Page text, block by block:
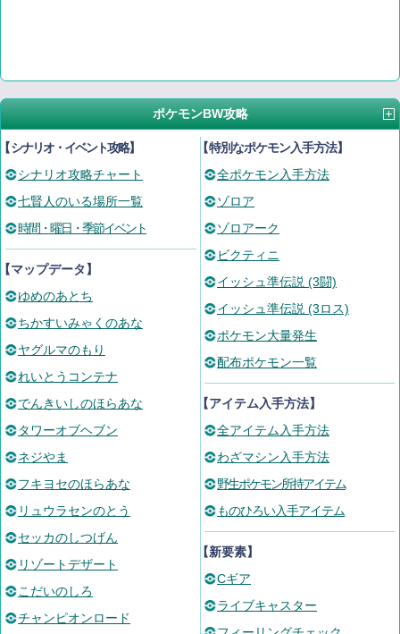
ポケモンBW攻略
シナリオ・イベント攻略】
シナリオ攻略チャート
七賢人のいる場所一覧
時間・曜日・季節イベント
マップデータ】
ゆめのあとち
ちかすいみゃくのあな
ヤグルマのもり
れいとうコンテナ
でんきいしのほらあな
タワーオブヘブン
ネジやま
フキヨセのほらあな
リュウラセンのとう
セッカのしつげん
リゾートデザート
こだいのしろ
チャンピオンロード
【特別なポケモン入手方法】
全ポケモン入手方法
ゾロア
ゾロアーク
ビクティニ
イッシュ準伝説 (3闘)
イッシュ準伝説 (3ロス)
ポケモン大量発生
配布ポケモン一覧
【アイテム入手方法】
全アイテム入手方法
わざマシン入手方法
野生ポケモン所持アイテム
ものひろい入手アイテム
【新要素】
Cギア
ライブキャスター